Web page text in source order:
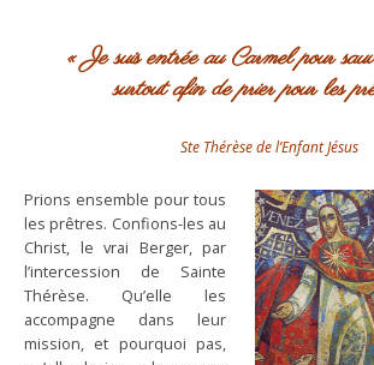
«Je suis entrée au Carmel pour
surtout afin de prier pour les
Ste Thérèse de l’Enfant Jésus
Prions ensemble pour tous
les prêtres. Confions-les au
Christ, le vrai Berger, par
l’intercession de Sainte
Thérèse. Qu’elle les
accompagne dans leur
mission, et pourquoi pas,